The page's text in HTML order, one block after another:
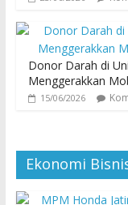
Donor Darah di
Menggerakkan
15/06/2026
Ekonomi